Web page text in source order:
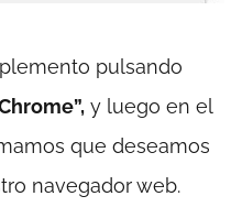
pulsando
y luego en el
que deseamos
navegador web.